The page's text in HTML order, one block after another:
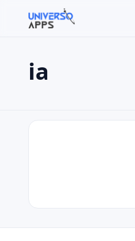
Buscar no site
Pressione Enter para
ia
ia